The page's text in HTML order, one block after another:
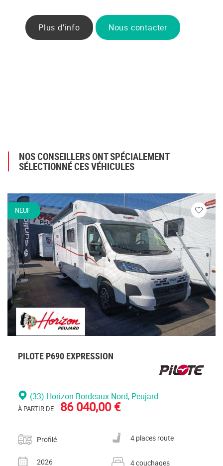
Plus d'info Nous contacter
NOS CONSEILLERS ONT SPÉCIALEMENT
SÉLECTIONNÉ CES VÉHICULES
NEUF
Veuillez
PILOTE P690 EXPRESSION
(33) Horizon Bordeaux Nord, Peujard
À PARTIR DE 86 040,00 €
Catégorie
Profilé
Nombre de places carte grise
4 places route
Année
2026
Nombre de couchages
4 couchages